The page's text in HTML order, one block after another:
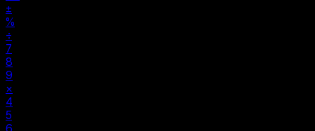
Pre-registrarse
1000 + 984
1984
AC
±
%
÷
7
8
9